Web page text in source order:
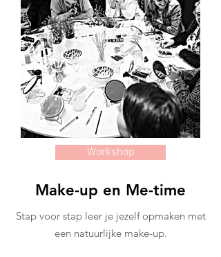
Workshop
Make-up en Me-time
Stap voor stap leer je jezelf opmaken met
een natuurlijke make-up.